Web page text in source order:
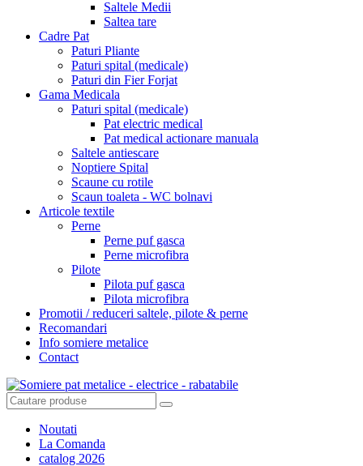
Saltele Medii
Saltea tare
Cadre Pat
Paturi Pliante
Paturi spital (medicale)
Paturi din Fier Forjat
Gama Medicala
Paturi spital (medicale)
Pat electric medical
Pat medical actionare manuala
Saltele antiescare
Noptiere Spital
Scaune cu rotile
Scaun toaleta - WC bolnavi
Articole textile
Perne
Perne puf gasca
Perne microfibra
Pilote
Pilota puf gasca
Pilota microfibra
Promotii / reduceri saltele, pilote & perne
Recomandari
Info somiere metalice
Contact
Noutati
La Comanda
catalog 2026